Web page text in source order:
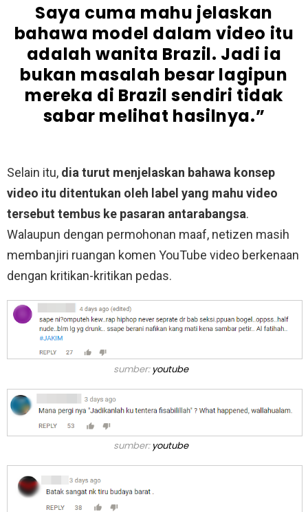
Saya cuma mahu jelaskan
bahawa model dalam video itu
adalah wanita Brazil. Jadi ia
bukan masalah besar lagipun
mereka di Brazil sendiri tidak
sabar melihat hasilnya.”
Selain itu, dia turut menjelaskan bahawa konsep
video itu ditentukan oleh label yang mahu video
tersebut tembus ke pasaran antarabangsa.
Walaupun dengan permohonan maaf, netizen masih
membanjiri ruangan komen YouTube video berkenaan
dengan kritikan-kritikan pedas.
sumber: youtube
sumber: youtube